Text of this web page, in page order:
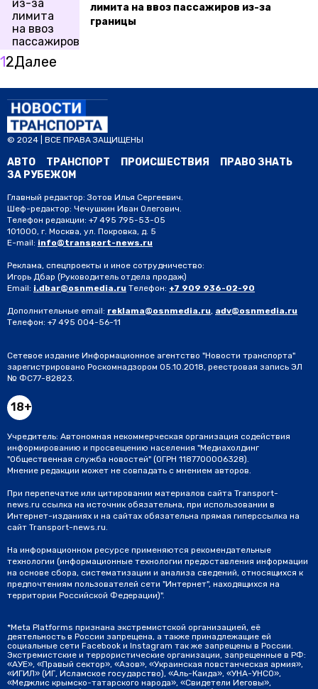
лимита на ввоз пассажиров из-за
границы
12Далее
© 2024 | ВСЕ ПРАВА ЗАЩИЩЕНЫ
АВТО ТРАНСПОРТ ПРОИСШЕСТВИЯ
ПРАВО ЗНАТЬ
ЗА РУБЕЖОМ
Главный редактор: Зотов Илья Сергеевич.
Шеф-редактор: Чечушкин Иван Олегович.
Телефон редакции: +7 495 795-53-05
101000, г. Москва, ул. Покровка, д. 5
E-mail: info@transport-news.ru
Реклама, спецпроекты и иное сотрудничество:
Игорь Дбар (Руководитель отдела продаж)
Email: i.dbar@osnmedia.ru Телефон: +7 909 936-02-90
Дополнительные email: reklama@osnmedia.ru, adv@osnmedia.ru
Телефон: +7 495 004-56-11
Сетевое издание Информационное агентство "Новости транспорта"
зарегистрировано Роскомнадзором 05.10.2018, реестровая запись ЭЛ
№ ФС77-82823.
18+
Учредитель: Автономная некоммерческая организация содействия
информированию и просвещению населения "Медиахолдинг
"Общественная служба новостей" (ОГРН 1187700006328).
Мнение редакции может не совпадать с мнением авторов.
При перепечатке или цитировании материалов сайта Transport-
news.ru ссылка на источник обязательна, при использовании в
Интернет-изданиях и на сайтах обязательна прямая гиперссылка на
сайт Transport-news.ru.
На информационном ресурсе применяются рекомендательные
технологии (информационные технологии предоставления информации
на основе сбора, систематизации и анализа сведений, относящихся к
предпочтениям пользователей сети "Интернет", находящихся на
территории Российской Федерации)".
*Meta Platforms признана экстремистской организацией, её
деятельность в России запрещена, а также принадлежащие ей
социальные сети Facebook и Instagram так же запрещены в России.
Экстремистские и террористические организации, запрещенные в РФ:
«АУЕ», «Правый сектор», «Азов», «Украинская повстанческая армия»,
«ИГИЛ» (ИГ, Исламское государство), «Аль-Каида», «УНА-УНСО»,
«Меджлис крымско-татарского народа», «Свидетели Иеговы»,